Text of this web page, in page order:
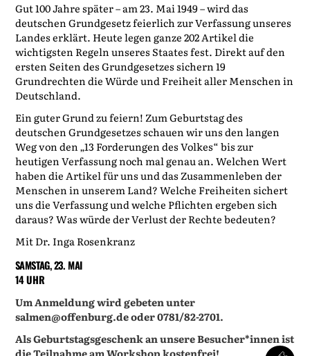
Gut 100 Jahre später – am 23. Mai 1949 – wird das
deutschen Grundgesetz feierlich zur Verfassung unseres
Landes erklärt. Heute legen ganze 202 Artikel die
wichtigsten Regeln unseres Staates fest. Direkt auf den
ersten Seiten des Grundgesetzes sichern 19
Grundrechten die Würde und Freiheit aller Menschen in
Deutschland.
Ein guter Grund zu feiern! Zum Geburtstag des
deutschen Grundgesetzes schauen wir uns den langen
Weg von den „13 Forderungen des Volkes“ bis zur
heutigen Verfassung noch mal genau an. Welchen Wert
haben die Artikel für uns und das Zusammenleben der
Menschen in unserem Land? Welche Freiheiten sichert
uns die Verfassung und welche Pflichten ergeben sich
daraus? Was würde der Verlust der Rechte bedeuten?
Mit Dr. Inga Rosenkranz
SAMSTAG, 23. MAI
14 UHR
Um Anmeldung wird gebeten unter
salmen@offenburg.de oder 0781/82-2701.
Als Geburtstagsgeschenk an unsere Besucher*innen ist
die Teilnahme am Workshop kostenfrei!